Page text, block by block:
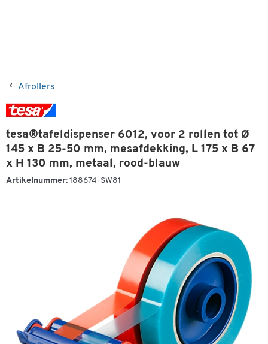
Afrollers
tesa®tafeldispenser 6012, voor 2 rollen tot Ø
145 x B 25-50 mm, mesafdekking, L 175 x B 67
x H 130 mm, metaal, rood-blauw
Artikelnummer: 188674-SW81